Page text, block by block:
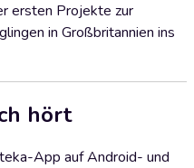
ersten Projekte zur
in Großbritannien ins
hört
App auf Android- und